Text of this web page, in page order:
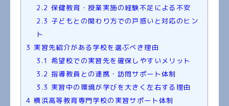
2.2 保健教育・授業実施の経験不足による不安
2.3 子どもとの関わり方での戸惑いと対応のヒン
ト
3 実習先紹介がある学校を選ぶべき理由
3.1 希望校での実習先を確保しやすいメリット
3.2 指導教員との連携・訪問サポート体制
3.3 実習中の環境が学びを大きく左右する理由
4 横浜高等教育専門学校の実習サポート体制